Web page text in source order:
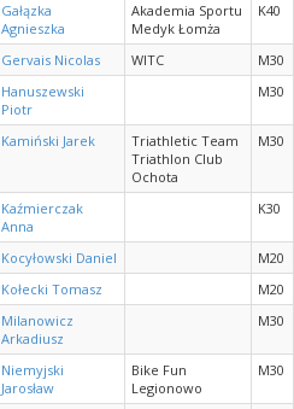
Gałązka
Agnieszka
Akademia Sportu
Medyk Łomża
K40
Gervais Nicolas WITC
M30
Hanuszewski
Piotr
M30
Kamiński Jarek
Triathletic Team
Triathlon Club
Ochota
M30
Kaźmierczak
Anna
K30
Kocyłowski Daniel
M20
Kołecki Tomasz
M20
Milanowicz
Arkadiusz
M30
Niemyjski
Jarosław
Bike Fun
Legionowo
M30